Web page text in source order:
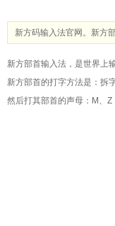
新方码输入法官网。新方
新方部首输入法 ，是世界上
新方部首的打字方法是：拆
然后打其部首的声母：M、Z